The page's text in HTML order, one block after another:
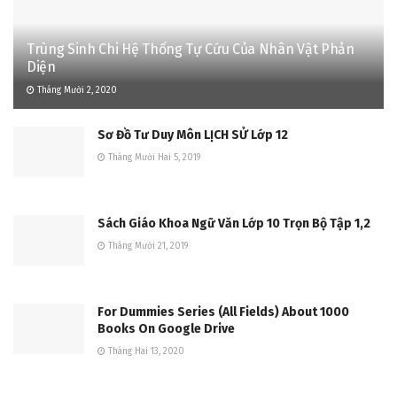
Trùng Sinh Chi Hệ Thống Tự Cứu Của Nhân Vật Phản
Diện
Tháng Mười 2, 2020
Sơ Đồ Tư Duy Môn LỊCH SỬ Lớp 12
Tháng Mười Hai 5, 2019
Sách Giáo Khoa Ngữ Văn Lớp 10 Trọn Bộ Tập 1,2
Tháng Mười 21, 2019
For Dummies Series (All Fields) About 1000
Books On Google Drive
Tháng Hai 13, 2020